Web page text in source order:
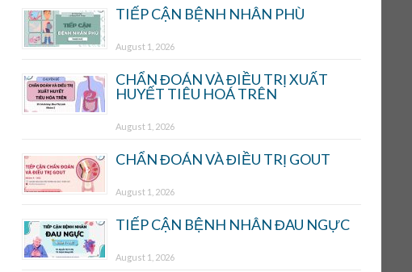
TIẾP CẬN BỆNH NHÂN PHÙ
August 1, 2026
CHẨN ĐOÁN VÀ ĐIỀU TRỊ XUẤT
HUYẾT TIÊU HOÁ TRÊN
August 1, 2026
CHẨN ĐOÁN VÀ ĐIỀU TRỊ GOUT
August 1, 2026
TIẾP CẬN BỆNH NHÂN ĐAU NGỰC
August 1, 2026